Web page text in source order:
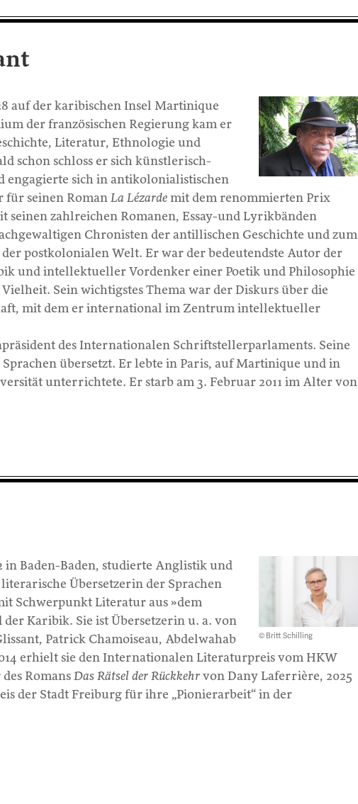
auf der karibischen Insel Martinique
der französischen Regierung kam er
Literatur, Ethnologie und
schon schloss er sich künstlerisch-
sich in antikolonialistischen
für seinen RomanLa Lézarde mit dem renommierten Prix
seinen zahlreichen Romanen, Essay-und Lyrikbänden
Chronisten der antillischen Geschichte und zum
postkolonialen Welt. Er war der bedeutendste Autor der
und intellektueller Vordenker einer Poetik und Philosophie
Sein wichtigstes Thema war der Diskurs über die
mit dem er international im Zentrum intellektueller
des Internationalen Schriftstellerparlaments. Seine
übersetzt. Er lebte in Paris, auf Martinique und in
unterrichtete. Er starb am 3. Februar 2011 im Alter von
© Britt Schilling
in Baden-Baden, studierte Anglistik und
Übersetzerin der Sprachen
Schwerpunkt Literatur aus »dem
der Karibik. Sie ist Übersetzerin u. a. von
Patrick Chamoiseau, Abdelwahab
erhielt sie den Internationalen Literaturpreis vom HKW
Romans Das Rätsel der Rückkehr von Dany Laferrière, 2025
der Stadt Freiburg für ihre „Pionierarbeit“ in der